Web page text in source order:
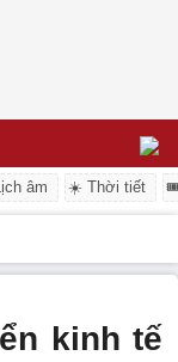
âm ☀️ Thời tiết
kinh tế